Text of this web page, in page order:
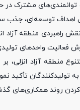
مشترک در
اهداف توسعه‌ای، جذب
راهبردی منطقه آزاد
فعالیت واحدهای
منطقه آزاد انزلی،
تأکید
روند همکاری‌های